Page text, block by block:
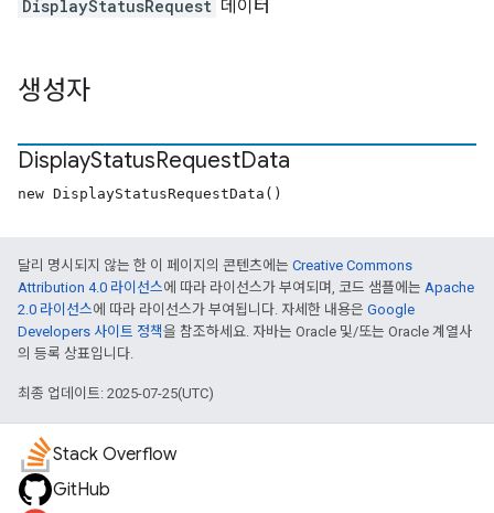
DisplayStatusRequest 데이터
생성자
DisplayStatusRequestData
new DisplayStatusRequestData()
달리 명시되지 않는 한 이 페이지의 콘텐츠에는 Creative Commons
Attribution 4.0 라이선스에 따라 라이선스가 부여되며, 코드 샘플에는 Apache
2.0 라이선스에 따라 라이선스가 부여됩니다. 자세한 내용은 Google
Developers 사이트 정책을 참조하세요. 자바는 Oracle 및/또는 Oracle 계열사
의 등록 상표입니다.
최종 업데이트: 2025-07-25(UTC)
Stack Overflow
GitHub